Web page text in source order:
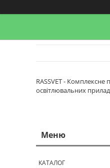
RASSVET - Комплексне
освітлювальних
КАТАЛОГ